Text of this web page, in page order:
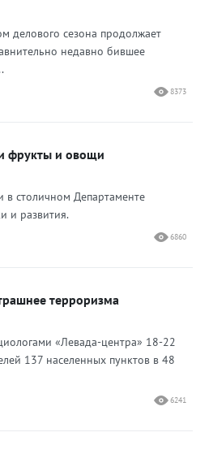
делового сезона продолжает
недавно бившее
8373
фрукты и овощи
столичном Департаменте
и развития.
6860
терроризма
«Левада-центра» 18-22
137 населенных пунктов в 48
6241